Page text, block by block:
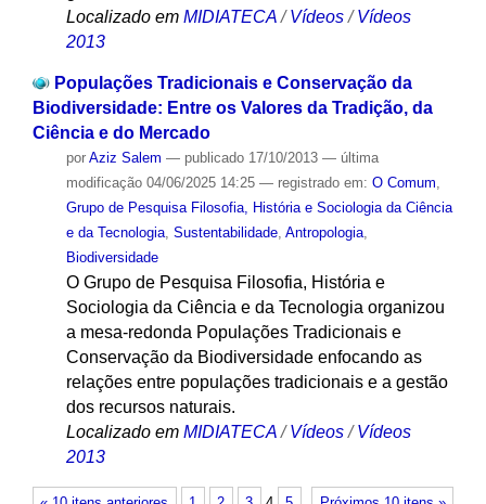
Localizado em MIDIATECA /Vídeos /Vídeos
2013
Populações Tradicionais e Conservação da
Biodiversidade: Entre os Valores da Tradição, da
Ciência e do Mercado
por Aziz Salem — publicado17/10/2013 — última
modificação04/06/2025 14:25 — registrado em: O Comum,
Grupo de Pesquisa Filosofia, História e Sociologia da Ciência
e da Tecnologia, Sustentabilidade, Antropologia,
Biodiversidade
O Grupo de Pesquisa Filosofia, História e
Sociologia da Ciência e da Tecnologia organizou
a mesa-redonda Populações Tradicionais e
Conservação da Biodiversidade enfocando as
relações entre populações tradicionais e a gestão
dos recursos naturais.
Localizado em MIDIATECA /Vídeos /Vídeos
2013